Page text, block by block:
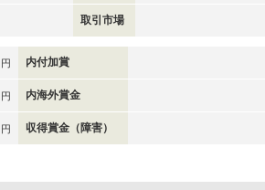
取引市場
円 内付加賞
円 内海外賞金
円 収得賞金（障害）